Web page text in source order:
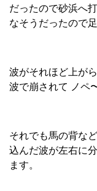
だったので砂浜へ
なそうだったので
波がそれほど上が
波で崩されて ノペ
それでも馬の背な
込んだ波が左右に
ます。